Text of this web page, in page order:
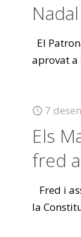
El
aprovat
7
Els
fred
Fred i
la